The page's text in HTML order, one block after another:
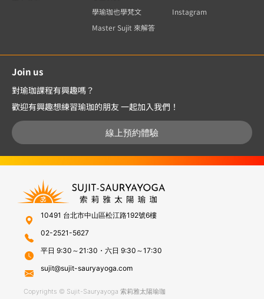
10491 台北市中山區松江路192號6樓
02-2521-5627
平日 9:30～21:30・六日 9:30～17:30
sujit@sujit-sauryayoga.com
Copyrights © Sujit-Sauryayoga 索莉雅太陽瑜珈
學瑜珈也學梵文
Master Sujit 來解答
Instagram
Join us
對瑜珈課程有興趣嗎？
歡迎有興趣想練習瑜珈的朋友 一起加入我們！
線上預約體驗